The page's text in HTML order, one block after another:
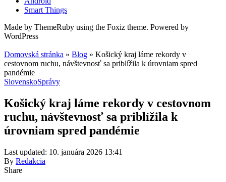
Smart Things
Made by ThemeRuby using the Foxiz theme. Powered by
WordPress
Domovská stránka » Blog » Košický kraj láme rekordy v
cestovnom ruchu, návštevnosť sa priblížila k úrovniam spred
pandémie
SlovenskoSprávy
Košický kraj láme rekordy v cestovnom
ruchu, návštevnosť sa priblížila k
úrovniam spred pandémie
Last updated: 10. januára 2026 13:41
By Redakcia
Share